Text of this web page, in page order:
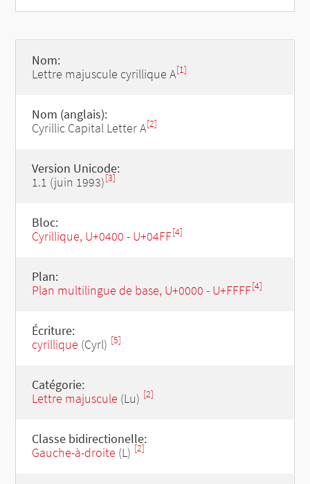
Nom:
Lettre majuscule cyrillique A[1]
Nom (anglais):
Cyrillic Capital Letter A[2]
Version Unicode:
1.1 (juin 1993)[3]
Bloc:
Cyrillique, U+0400 - U+04FF[4]
Plan:
Plan multilingue de base, U+0000 - U+FFFF[4]
Écriture:
cyrillique (Cyrl) [5]
Catégorie:
Lettre majuscule (Lu) [2]
Classe bidirectionelle:
Gauche-à-droite (L) [2]